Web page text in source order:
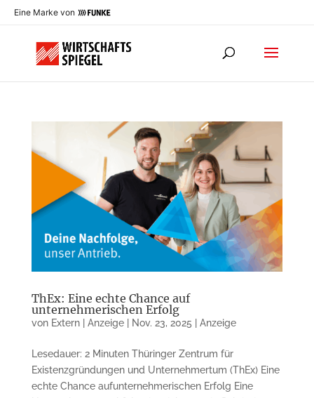
Eine Marke von
ThEx: Eine echte Chance auf
unternehmerischen Erfolg
von Extern | Anzeige| Nov. 23, 2025 | Anzeige
Lesedauer: 2 Minuten Thüringer Zentrum für
Existenzgründungen und Unternehmertum (ThEx) Eine
echte Chance aufunternehmerischen Erfolg Eine